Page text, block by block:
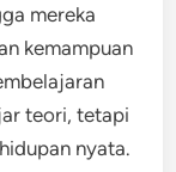
mereka
kemampuan
teori, tetapi
nyata.